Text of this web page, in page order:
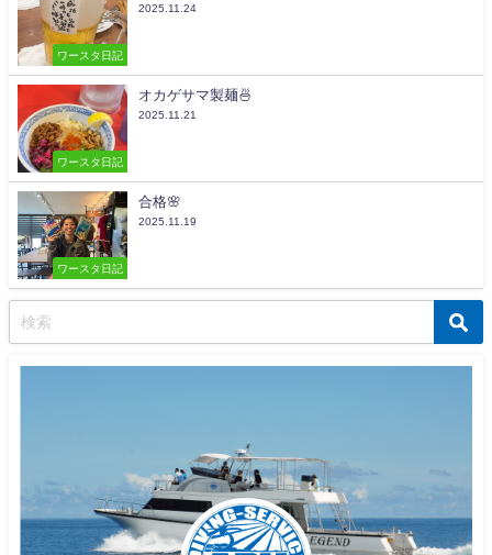
ワースタ日記
2025.11.24
ワースタ日記
オカゲサマ製麺🍜
2025.11.21
ワースタ日記
合格🌸
2025.11.19